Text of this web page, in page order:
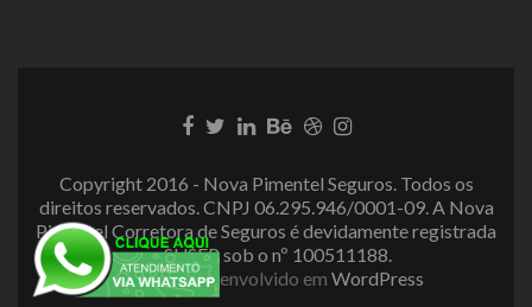
LinkLinkLinkLink LinkLink
Copyright 2016 - Nova Pimentel Seguros. Todos os
direitos reservados. CNPJ 06.295.946/0001-09. A Nova
Pimentel Corretora de Seguros é devidamente registrada
na SUSEP sob o nº 100511188.
Zerif LiteDesenvolvido em WordPress